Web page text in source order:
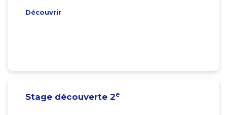
Découvrir
Stage découverte 2e